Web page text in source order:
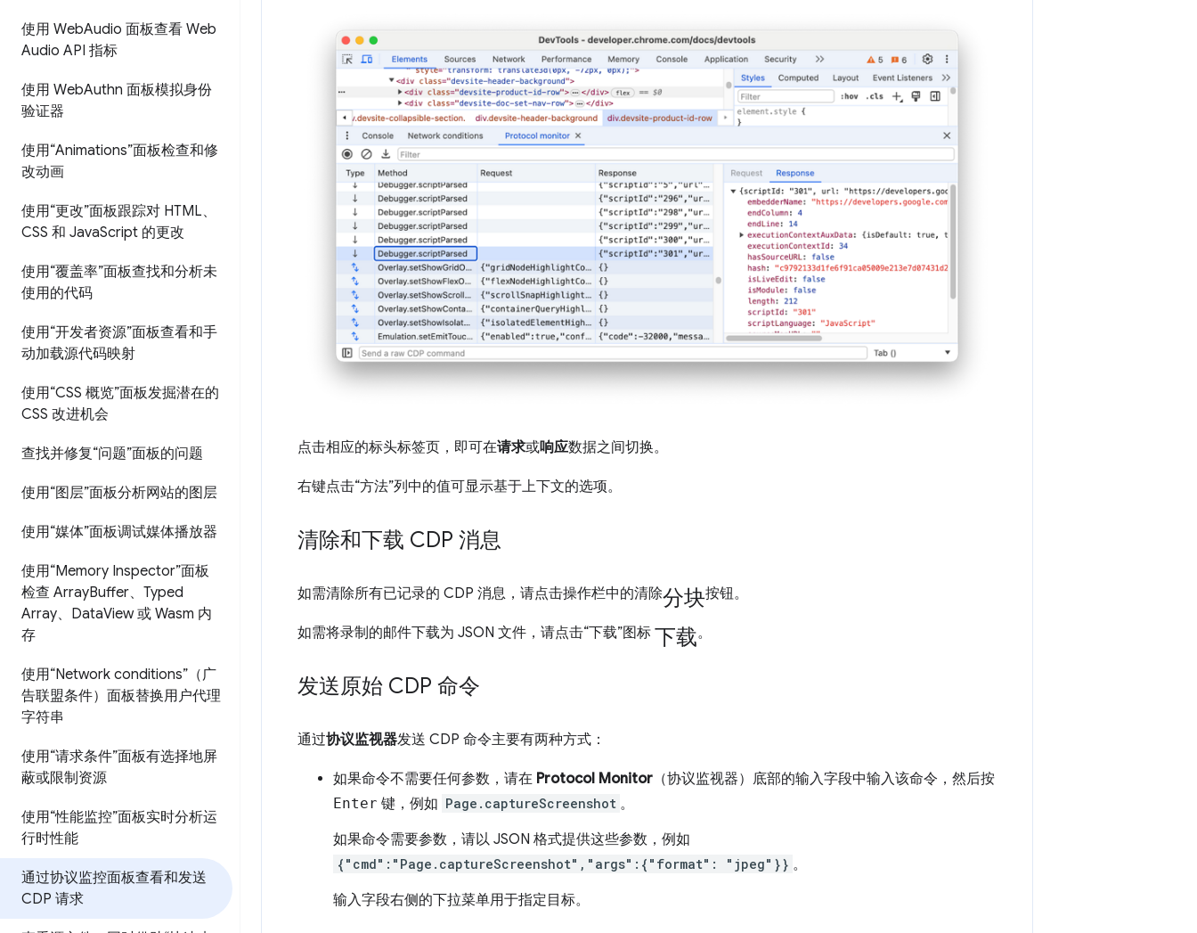
使用 WebAudio 面板查看 Web
Audio API 指标
使用 WebAuthn 面板模拟身份
验证器
使用“Animations”面板检查和修
改动画
使用“更改”面板跟踪对 HTML、
CSS 和 JavaScript 的更改
使用“覆盖率”面板查找和分析未
使用的代码
使用“开发者资源”面板查看和手
动加载源代码映射
使用“CSS 概览”面板发掘潜在的
CSS 改进机会
查找并修复“问题”面板的问题
使用“图层”面板分析网站的图层
使用“媒体”面板调试媒体播放器
使用“Memory Inspector”面板
检查 ArrayBuffer、Typed
Array、DataView 或 Wasm 内
存
使用“Network conditions”（广
告联盟条件）面板替换用户代理
字符串
使用“请求条件”面板有选择地屏
蔽或限制资源
使用“性能监控”面板实时分析运
行时性能
通过协议监控面板查看和发送
CDP 请求
点击相应的标头标签页，即可在请求或响应数据之间切换。
右键点击“方法”列中的值可显示基于上下文的选项。
清除和下载 CDP 消息
如需清除所有已记录的 CDP 消息，请点击操作栏中的清除分块按钮。
如需将录制的邮件下载为 JSON 文件，请点击“下载”图标 下载。
发送原始 CDP 命令
通过协议监视器发送 CDP 命令主要有两种方式：
如果命令不需要任何参数，请在 Protocol Monitor （协议监视器）底部的输入字段中输入该命令，然后按
Enter 键，例如 Page.captureScreenshot 。
如果命令需要参数，请以 JSON 格式提供这些参数，例如
{"cmd":"Page.captureScreenshot","args":{"format": "jpeg"}} 。
输入字段右侧的下拉菜单用于指定目标。